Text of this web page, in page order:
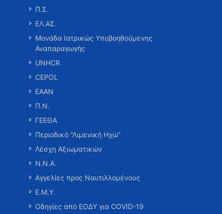
Π.Σ.
ΕΛ.ΑΣ.
Μονάδα Ιατρικώς Υποβοηθούμενης
Αναπαραγωγής
UNHCR
CEPOL
ΕΑΑΝ
Π.Ν.
ΓΕΕΘΑ
Περιοδικό “Λιμενική Ηχώ”
Λέσχη Αξιωματικών
Ν.Ν.Α.
Αγγελίες προς Ναυτιλλομένους
Ε.Μ.Υ.
Οδηγίες από ΕΟΔΥ για COVID-19